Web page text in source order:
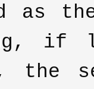
as
if
the